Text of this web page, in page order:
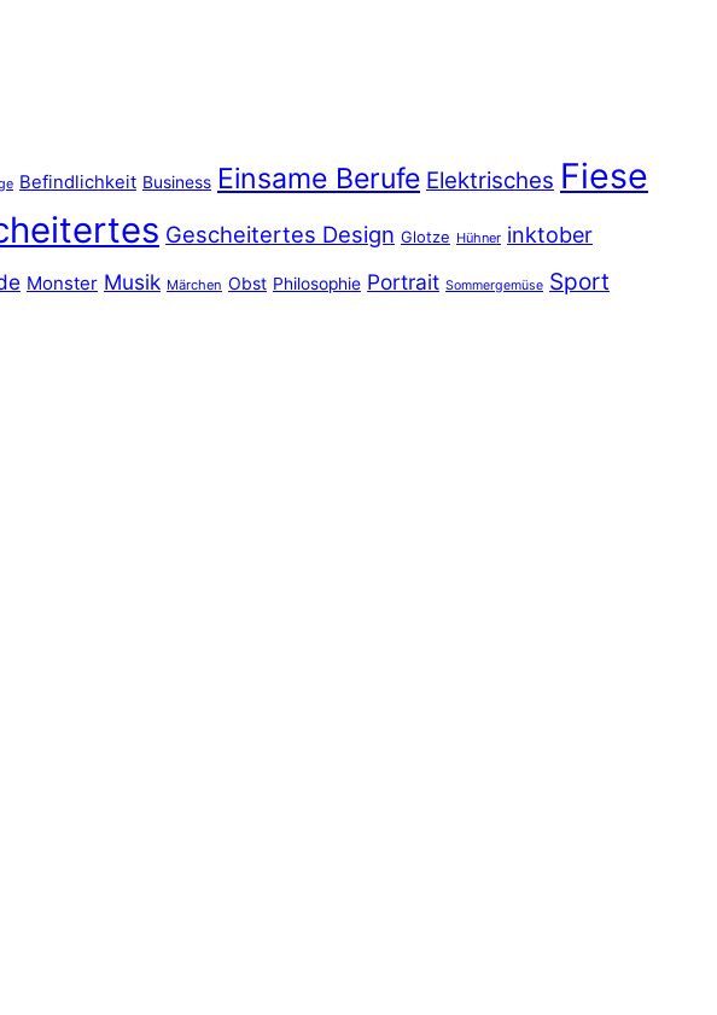
Befindlichkeit Business Einsame Berufe Elektrisches Fiese
Gescheitertes Design Glotze Hühner inktober
Monster Musik Märchen Obst Philosophie Portrait Sommergemüse Sport